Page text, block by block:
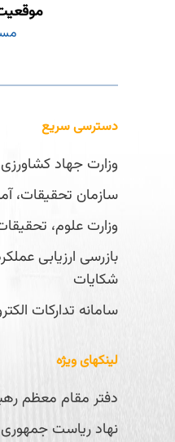
دسترسی سریع
وزارت جهاد کشاورزی
سازمان تحقیقات،
وزارت علوم،
بازرسی ارزیابی
شکایات
سامانه تدارکات
لینکهای ویژه
دفتر مقام معظم
نهاد ریاست جمهوری